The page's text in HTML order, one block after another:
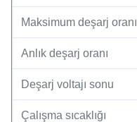
Maksimum deşarj oranı
Anlık deşarj oranı
Deşarj voltajı sonu
Çalışma sıcaklığı